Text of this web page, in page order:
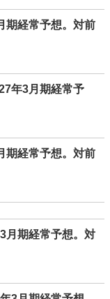
期経常予想。対前
年3月期経常予
期経常予想。対前
月期経常予想。対